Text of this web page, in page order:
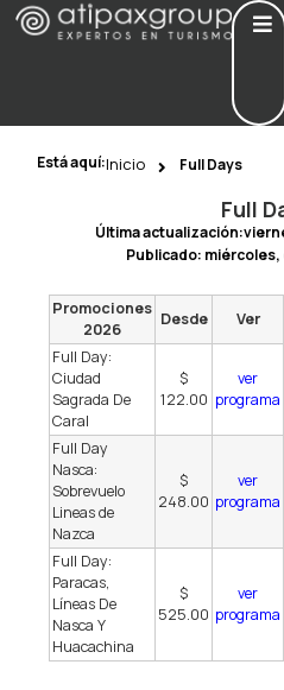
Está aquí:Inicio Full Days
Full
Última
Publicado: miércoles,
Promociones
2026
Desde
Ver
Full Day:
Ciudad
Sagrada De
Caral
$
122.00
ver
programa
Full Day
Nasca:
Sobrevuelo
Lineas de
Nazca
$
248.00
ver
programa
Full Day:
Paracas,
Líneas De
Nasca Y
Huacachina
$
525.00
ver
programa